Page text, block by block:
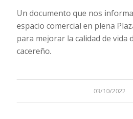
Un documento que nos
espacio comercial en plena
para mejorar la calidad de vida
cacereño.
03/10/2022